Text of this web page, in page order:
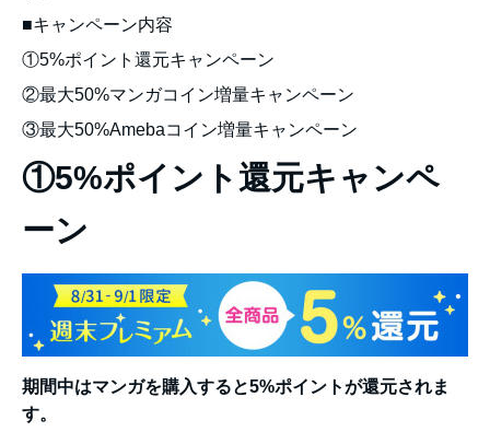
■キャンペーン内容
①5%ポイント還元キャンペーン
②最大50%マンガコイン増量キャンペーン
③最大50%Amebaコイン増量キャンペーン
①5%ポイント還元キャンペ
ーン
期間中はマンガを購入すると5%ポイントが還元されま
す。